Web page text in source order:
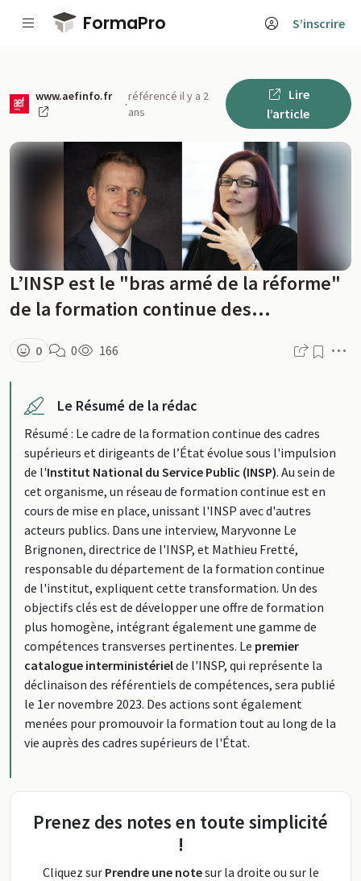
Passer au contenu principal
FormaPro S’inscrire
www.aefinfo.fr
·
référencé il y a 2
ans
Lire
l’article
L’INSP est le "bras armé de la réforme"
de la formation continue des...
0 0 166
Le Résumé de la rédac
Résumé : Le cadre de la formation continue des cadres
supérieurs et dirigeants de l’État évolue sous l'impulsion
de l'Institut National du Service Public (INSP). Au sein de
cet organisme, un réseau de formation continue est en
cours de mise en place, unissant l'INSP avec d'autres
acteurs publics. Dans une interview, Maryvonne Le
Brignonen, directrice de l'INSP, et Mathieu Fretté,
responsable du département de la formation continue
de l'institut, expliquent cette transformation. Un des
objectifs clés est de développer une offre de formation
plus homogène, intégrant également une gamme de
compétences transverses pertinentes. Le premier
catalogue interministérielde l'INSP, qui représente la
déclinaison des référentiels de compétences, sera publié
le 1er novembre 2023. Des actions sont également
menées pour promouvoir la formation tout au long de la
vie auprès des cadres supérieurs de l'État.
Prenez des notes en toute simplicité
!
Cliquez sur Prendre une notesur la droite ou sur le